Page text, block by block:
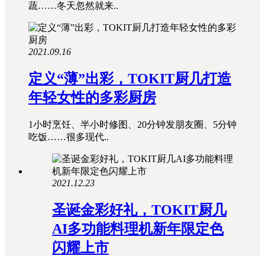
蔬……冬天忽然就来..
2021.09.16
定义“薄”出彩，TOKIT厨几打造
年轻女性的多彩厨房
1小时烹饪、半小时修图、20分钟发朋友圈、5分钟
吃饭……很多现代..
2021.12.23
圣诞金彩好礼，TOKIT厨几
AI多功能料理机新年限定色
闪耀上市